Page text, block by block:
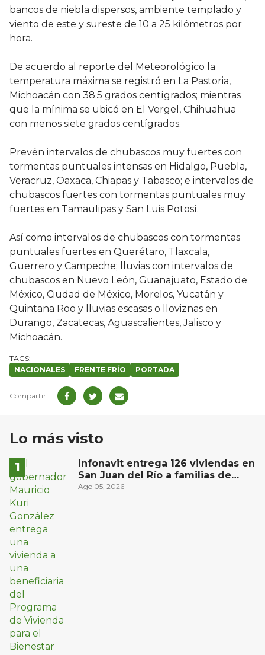
bancos de niebla dispersos, ambiente templado y
viento de este y sureste de 10 a 25 kilómetros por
hora.
De acuerdo al reporte del Meteorológico la
temperatura máxima se registró en La Pastoria,
Michoacán con 38.5 grados centígrados; mientras
que la mínima se ubicó en El Vergel, Chihuahua
con menos siete grados centígrados.
Prevén intervalos de chubascos muy fuertes con
tormentas puntuales intensas en Hidalgo, Puebla,
Veracruz, Oaxaca, Chiapas y Tabasco; e intervalos de
chubascos fuertes con tormentas puntuales muy
fuertes en Tamaulipas y San Luis Potosí.
Así como intervalos de chubascos con tormentas
puntuales fuertes en Querétaro, Tlaxcala,
Guerrero y Campeche; lluvias con intervalos de
chubascos en Nuevo León, Guanajuato, Estado de
México, Ciudad de México, Morelos, Yucatán y
Quintana Roo y lluvias escasas o lloviznas en
Durango, Zacatecas, Aguascalientes, Jalisco y
Michoacán.
NACIONALES FRENTE FRÍO PORTADA
Lo más visto
Infonavit entrega 126 viviendas en
San Juan del Río a familias de
bajos ingresos
Ago 05, 2026